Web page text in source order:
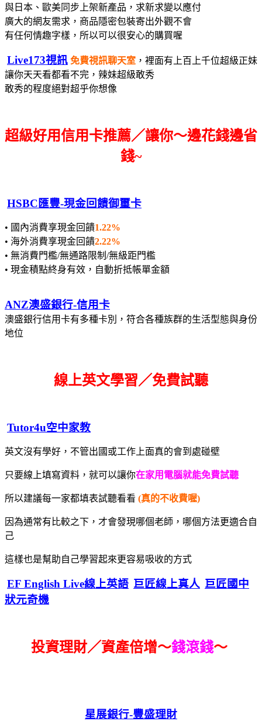
與日本、歐美同步上架新產品，求新求變以應付
廣大的網友需求， 商品隱密包裝寄出外觀不會
有任何情趣字樣，所以可以很安心的購買喔
Live173視訊 免費視訊聊天室 ，裡面有上百上千位超級正妹
讓你天天看都看不完，辣妹超級敢秀
敢秀的程度絕對超乎你想像
超級好用信用卡推薦／讓你～邊花錢邊省
錢~
HSBC匯豐-現金回饋御璽卡
• 國內消費享現金回饋1.22%
• 海外消費享現金回饋2.22%
• 無消費門檻/無通路限制/無級距門檻
• 現金積點終身有效，自動折抵帳單金額
ANZ澳盛銀行-信用卡
澳盛銀行信用卡有多種卡別，符合各種族群的生活型態與身份
地位
線上英文學習／免費試聽
Tutor4u空中家教
英文沒有學好，不管出國或工作上面真的會到處碰壁
只要線上填寫資料，就可以讓你在家用電腦就能免費試聽
所以建議每一家都填表試聽看看 (真的不收費喔)
因為通常有比較之下，才會發現哪個老師，哪個方法更適合自
己
這樣也是幫助自己學習起來更容易吸收的方式
EF English Live線上英語 巨匠線上真人 巨匠國中
狀元奇機
投資理財／資產倍增～錢滾錢～
星展銀行-豐盛理財